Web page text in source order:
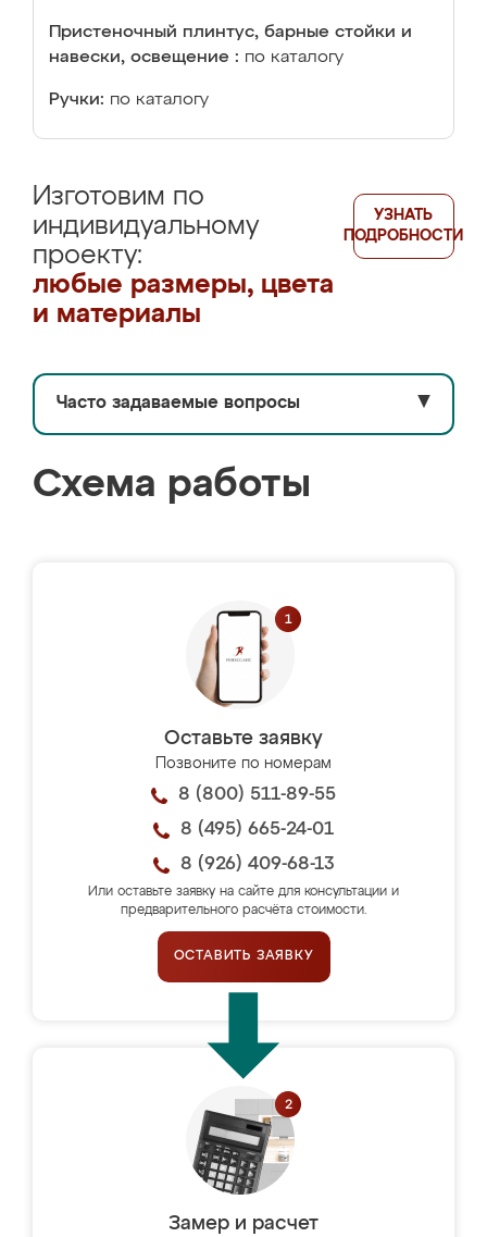
Пристеночный плинтус, барные стойки и
навески, освещение : по каталогу
Ручки: по каталогу
Изготовим по
индивидуальному
проекту:
любые размеры, цвета
и материалы
УЗНАТЬ
ПОДРОБНОСТИ
Часто задаваемые вопросы ▼
Схема работы
Оставьте заявку
Позвоните по номерам
8 (800) 511-89-55
8 (495) 665-24-01
8 (926) 409-68-13
Или оставьте заявку на сайте для консультации и
предварительного расчёта стоимости.
ОСТАВИТЬ ЗАЯВКУ
Замер и расчет